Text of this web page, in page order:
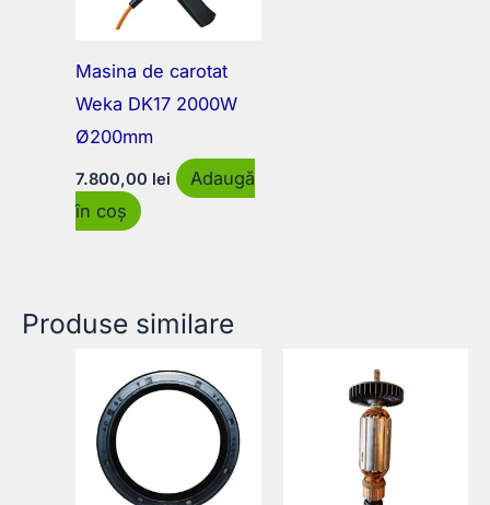
Masina de carotat
Weka DK17 2000W
Ø200mm
7.800,00 lei
Adaugă
în coș
Produse similare